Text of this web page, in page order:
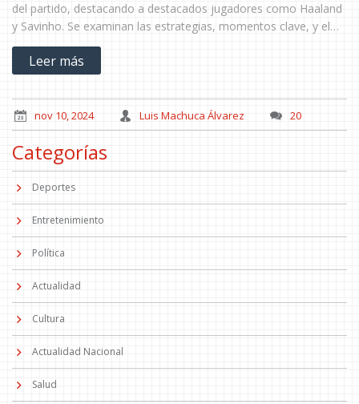
del partido, destacando a destacados jugadores como Haaland
y Savinho. Se examinan las estrategias, momentos clave, y el
impacto del resultado en la clasificación, donde Manchester City
buscaba romper una racha de derrotas.
Leer más
nov 10, 2024 Luis Machuca Álvarez 20
Categorías
Deportes
Entretenimiento
Política
Actualidad
Cultura
Actualidad Nacional
Salud